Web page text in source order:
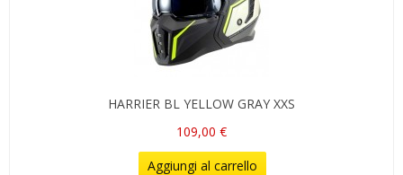
HARRIER BL YELLOW GRAY XXS
109,00 €
Aggiungi al carrello